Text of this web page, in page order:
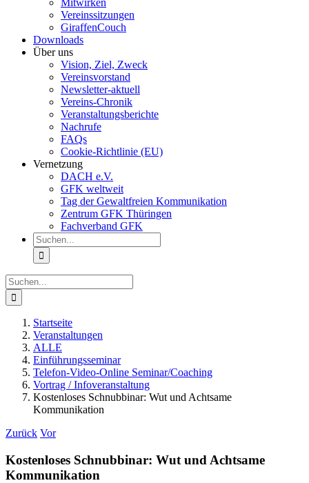
Mitwirken
Vereinssitzungen
GiraffenCouch
Downloads
Über uns
Vision, Ziel, Zweck
Vereinsvorstand
Newsletter-aktuell
Vereins-Chronik
Veranstaltungsberichte
Nachrufe
FAQs
Cookie-Richtlinie (EU)
Vernetzung
DACH e.V.
GFK weltweit
Tag der Gewaltfreien Kommunikation
Zentrum GFK Thüringen
Fachverband GFK
Suche
nach:
Suche
nach:
Startseite
Veranstaltungen
ALLE
Einführungsseminar
Telefon-Video-Online Seminar/Coaching
Vortrag / Infoveranstaltung
Kostenloses Schnubbinar: Wut und Achtsame
Kommunikation
Zurück Vor
Kostenloses Schnubbinar: Wut und Achtsame
Kommunikation